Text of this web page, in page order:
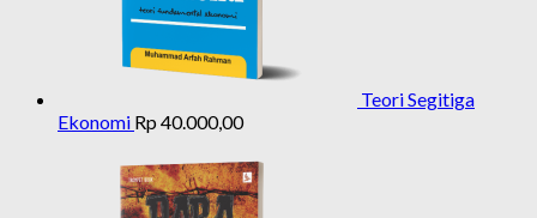
Teori Segitiga
Ekonomi Rp 40.000,00